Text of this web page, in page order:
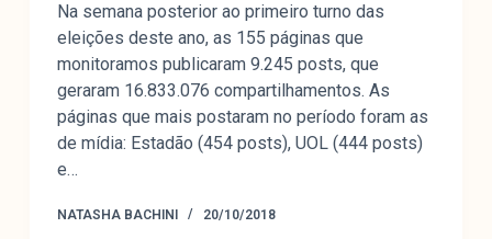
Institucional
Nossa História
Missão
Metodologia
Equipe
Na semana posterior ao primeiro turno das
eleições deste ano, as 155 páginas que
monitoramos publicaram 9.245 posts, que
geraram 16.833.076 compartilhamentos. As
páginas que mais postaram no período foram as
de mídia: Estadão (454 posts), UOL (444 posts)
e…
NATASHA BACHINI 20/10/2018